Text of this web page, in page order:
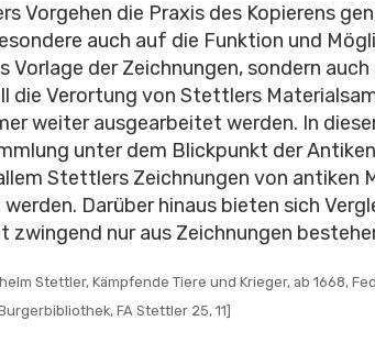
Vorgehen die Praxis des Kopierens
auch auf die Funktion und
Vorlage der Zeichnungen, sondern
die Verortung von Stettlers
weiter ausgearbeitet werden. In
unter dem Blickpunkt der
Stettlers Zeichnungen von antiken
Darüber hinaus bieten sich
zwingend nur aus Zeichnungen
Stettler, Kämpfende Tiere und Krieger, ab 1668,
FA Stettler 25, 11]